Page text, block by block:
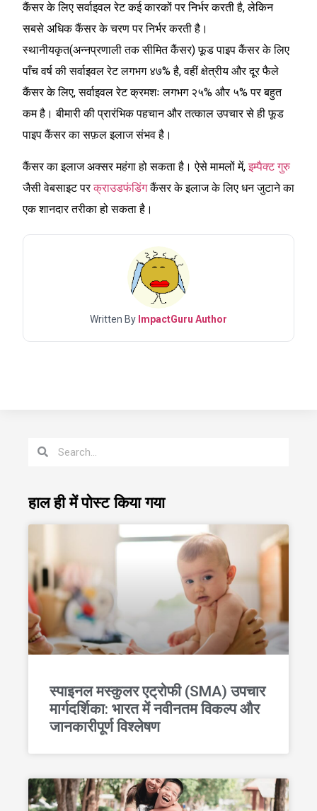
कैंसर के लिए सर्वाइवल रेट कई कारकों पर निर्भर करती है, लेकिन
सबसे अधिक कैंसर के चरण पर निर्भर करती है।
स्थानीयकृत(अन्नप्रणाली तक सीमित कैंसर) फूड पाइप कैंसर के लिए
पाँच वर्ष की सर्वाइवल रेट लगभग ४७% है, वहीं क्षेत्रीय और दूर फैले
कैंसर के लिए, सर्वाइवल रेट क्रमशः लगभग २५% और ५% पर बहुत
कम है। बीमारी की प्रारंभिक पहचान और तत्काल उपचार से ही फूड
पाइप कैंसर का सफ़ल इलाज संभव है।
कैंसर का इलाज अक्सर महंगा हो सकता है। ऐसे मामलों में,इम्पैक्ट गुरु
जैसी वेबसाइट परक्राउडफंडिंगकैंसर के इलाज के लिए धन जुटाने का
एक शानदार तरीका हो सकता है।
Written By ImpactGuru Author
हाल ही में पोस्ट किया गया
स्पाइनल मस्कुलर एट्रोफी (SMA) उपचार
मार्गदर्शिका: भारत में नवीनतम विकल्प और
जानकारीपूर्ण विश्लेषण